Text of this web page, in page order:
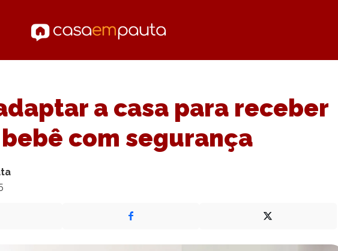
a casa para receber
com segurança